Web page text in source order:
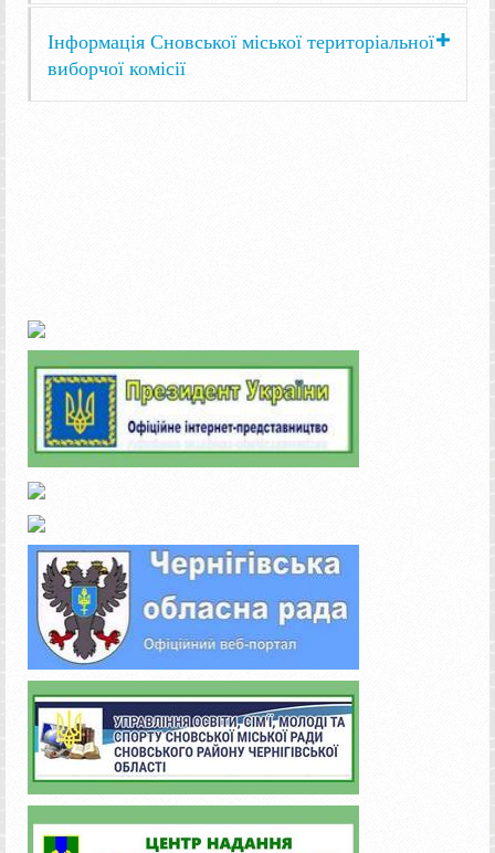
Інформація Сновської міської територіальної
виборчої комісії